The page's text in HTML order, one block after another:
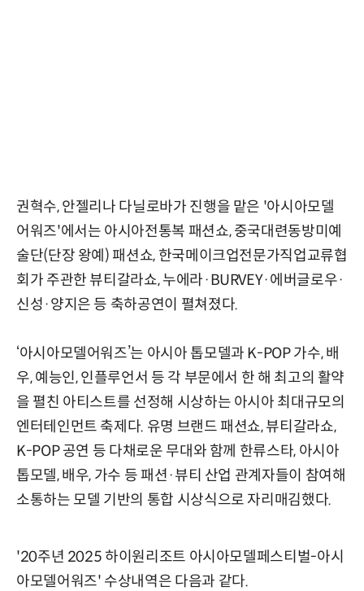
권혁수, 안젤리나 다닐로바가 진행을 맡은 '아시아모델
어워즈'에서는 아시아전통복 패션쇼, 중국대련동방미예
술단(단장 왕예) 패션쇼, 한국메이크업전문가직업교류협
회가 주관한 뷰티갈라쇼, 누에라·BURVEY·에버글로우·
신성·양지은 등 축하공연이 펼쳐졌다.
‘아시아모델어워즈’는 아시아 톱모델과 K-POP 가수, 배
우, 예능인, 인플루언서 등 각 부문에서 한 해 최고의 활약
을 펼친 아티스트를 선정해 시상하는 아시아 최대규모의
엔터테인먼트 축제다. 유명 브랜드 패션쇼, 뷰티갈라쇼,
K-POP 공연 등 다채로운 무대와 함께 한류스타, 아시아
톱모델, 배우, 가수 등 패션·뷰티 산업 관계자들이 참여해
소통하는 모델 기반의 통합 시상식으로 자리매김했다.
'20주년 2025 하이원리조트 아시아모델페스티벌-아시
아모델어워즈' 수상내역은 다음과 같다.